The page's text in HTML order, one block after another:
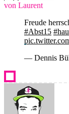
von Laurent
Freude
#Abst15
— Dennis